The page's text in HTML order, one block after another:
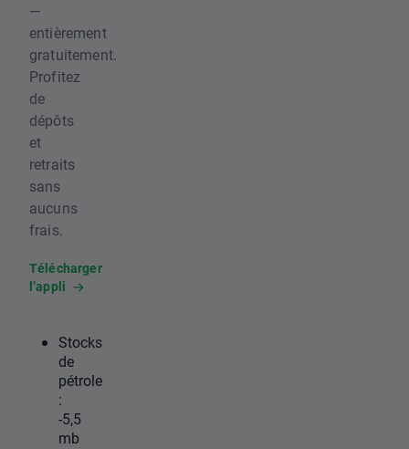
—
entièrement
gratuitement.
Profitez
de
dépôts
et
retraits
sans
aucuns
frais.
Télécharger
l’appli
Stocks
de
pétrole
:
-5,5
mb